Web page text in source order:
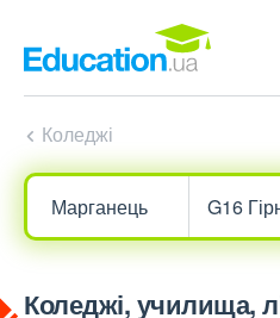
Коледжі
Коледжі, училища,